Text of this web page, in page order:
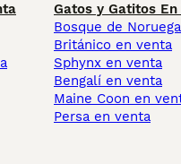
Gatos y Gatitos En
Bosque de
Británico en venta
Sphynx en venta
Bengalí en venta
Maine Coon en
Persa en venta